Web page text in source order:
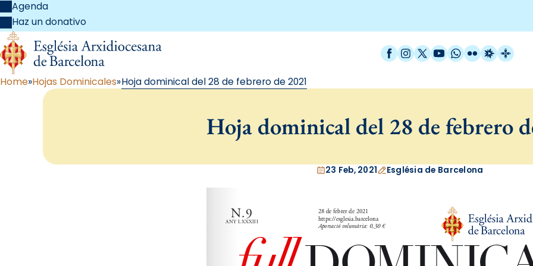
Agenda
Haz un donativo
Facebook
Instagram
X / Twitter
YouTube
WhatsApp
FlickrRadio
Home Hojas Dominicales Hoja dominical del 28 de febrero de 2021
Hoja dominical del 28 de febrero
23 Feb, 2021 Església de Barcelona